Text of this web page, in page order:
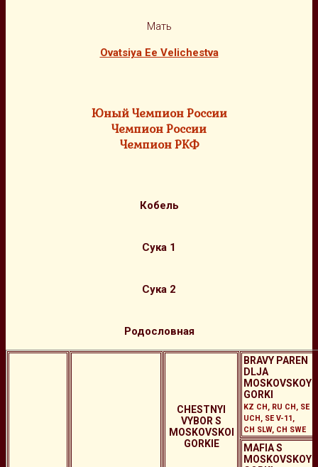
Мать
Ovatsiya Ee Velichestva
Юный Чемпион России
Чемпион России
Чемпион РКФ
Кобель
Сука 1
Сука 2
Родословная
CHESTNYI
VYBOR S
MOSKOVSKOI
GORKIE
BRAVY PAREN
DLJA
MOSKOVSKOY
GORKI
KZ CH, RU CH, SE
UCH, SE V-11,
CH SLW, CH SWE
MAFIA S
MOSKOVSKOY